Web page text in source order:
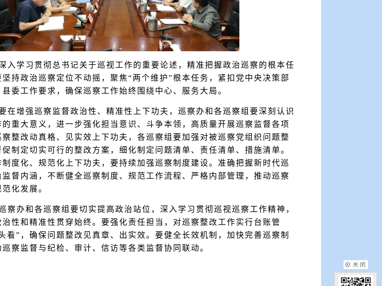
入学习贯彻总书记关于巡视工作的重要论述，精准把握政治巡察的根本任
持政治巡察定位不动摇，聚焦“两个维护”根本任务，紧扣党中央决策部
委工作要求，确保巡察工作始终围绕中心、服务大局。
在增强巡察监督政治性、精准性上下功夫，巡察办和各巡察组要深刻认识
重大意义，进一步强化担当意识、斗争本领，高质量开展巡察监督各项
整改动真格、见实效上下功夫，各巡察组要加强对被巡察党组织问题整
制定切实可行的整改方案，细化制定问题清单、责任清单、措施清单。
度化、规范化上下功夫，要持续加强巡察制度建设。准确把握新时代巡
督内涵，不断健全巡察制度、规范工作流程、严格内部管理，推动巡察
化发展。
察办和各巡察组要切实提高政治站位，深入学习贯彻巡视巡察工作精神，
性和精准性贯穿始终。要强化责任担当，对巡察整改工作实行台账管
看”，确保问题整改见真章、出实效。要健全长效机制，加快完善巡察制
察监督与纪检、审计、信访等各类监督协同联动。